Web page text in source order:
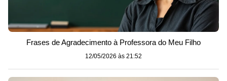
Frases de Agradecimento à Professora do Meu Filho
12/05/2026 às 21:52